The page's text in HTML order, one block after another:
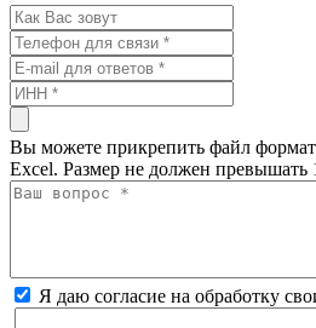
Вы можете прикрепить файл
Excel. Размер не должен превышать
Я даю согласие на обработку